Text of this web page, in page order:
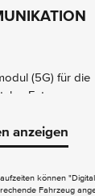
(5G) für die
Extras
anzeigen
können
Fahrzeug